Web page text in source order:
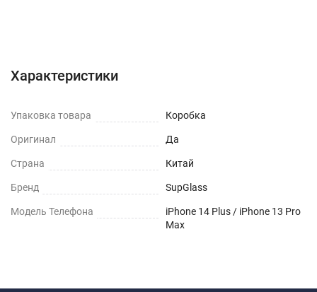
Характеристики
Упаковка товара Коробка
Оригинал Да
Страна Китай
Бренд SupGlass
Модель Телефона
iPhone 14 Plus / iPhone 13 Pro
Max